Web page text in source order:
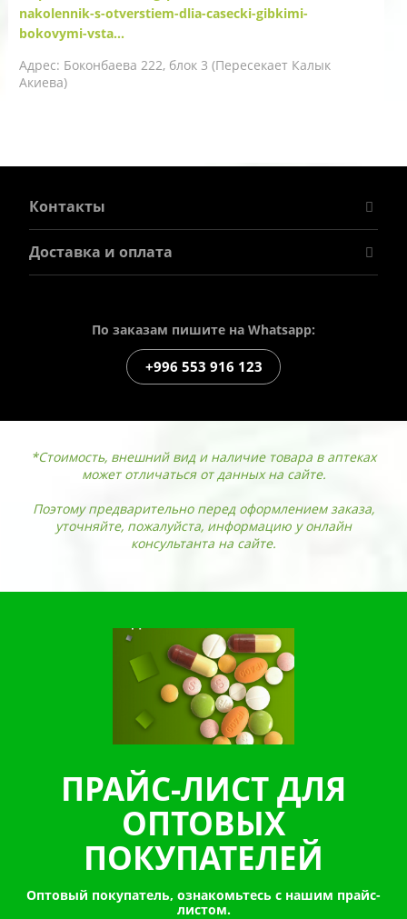
nakolennik-s-otverstiem-dlia-casecki-gibkimi-
bokovymi-vsta...
Адрес: Боконбаева 222, блок 3 (Пересекает Калык
Акиева)
Контакты
Доставка и оплата
По заказам пишите на Whatsapp:
+996 553 916 123
*Стоимость, внешний вид и наличие товара в аптеках
может отличаться от данных на сайте.
Поэтому предварительно перед оформлением заказа,
уточняйте, пожалуйста, информацию у онлайн
консультанта на сайте.
ПРАЙС-ЛИСТ ДЛЯ
ОПТОВЫХ
ПОКУПАТЕЛЕЙ
Оптовый покупатель, ознакомьтесь с нашим прайс-
листом.